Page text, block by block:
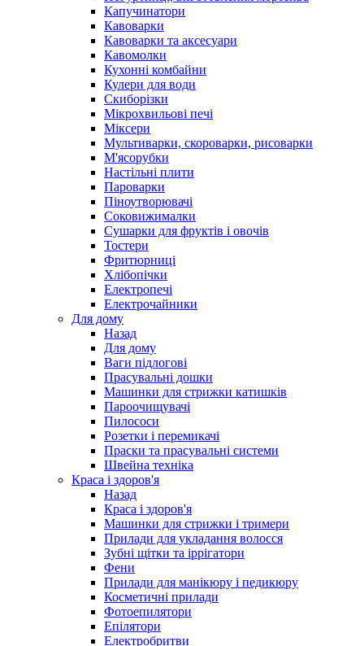
Капучинатори
Кавоварки
Кавоварки та аксесуари
Кавомолки
Кухонні комбайни
Кулери для води
Скиборізки
Мікрохвильові печі
Міксери
Мультиварки, скороварки, рисоварки
М'ясорубки
Настільні плити
Пароварки
Піноутворювачі
Соковижималки
Сушарки для фруктів і овочів
Тостери
Фритюрниці
Хлібопічки
Електропечі
Електрочайники
Для дому
Назад
Для дому
Ваги підлогові
Прасувальні дошки
Машинки для стрижки катишків
Пароочищувачі
Пилососи
Розетки і перемикачі
Праски та прасувальні системи
Швейна техніка
Краса і здоров'я
Назад
Краса і здоров'я
Машинки для стрижки і тримери
Прилади для укладання волосся
Зубні щітки та іррігатори
Фени
Прилади для манікюру і педикюру
Косметичні прилади
Фотоепилятори
Епілятори
Електробритви